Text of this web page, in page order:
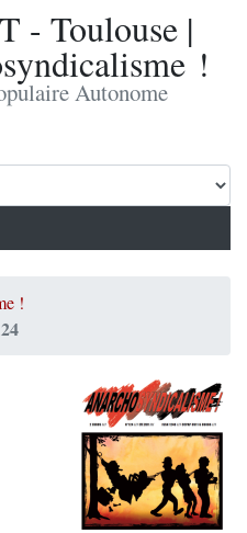
- Toulouse |
!
Autonome
!